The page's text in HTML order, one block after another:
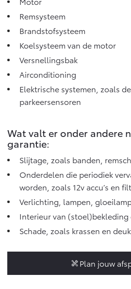
Vanaf € 46.301,-
Land Cruiser (excl. BTW)
Vanaf € 89.986,-
Remsysteem
Brandstofsysteem
Koelsysteem van de motor
Versnellingsbak
Airconditioning
Elektrische systemen, zoals
parkeersensoren
Wat valt er onder andere
garantie:
Slijtage, zoals banden,
Onderdelen die periodiek
worden, zoals 12v accu’s en
Verlichting, lampen,
Interieur van (stoel)bekleding
Schade, zoals krassen en
Plan jouw